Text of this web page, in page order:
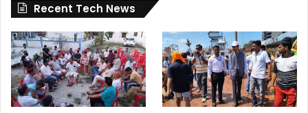
Recent Tech News